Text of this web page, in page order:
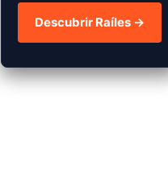
Descubrir Raíles →